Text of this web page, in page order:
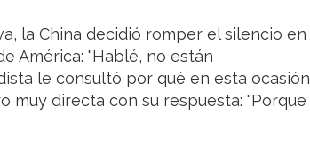
la China decidió romper el silencio en
América: "Hablé, no están
le consultó por qué en esta ocasión
directa con su respuesta: "Porque